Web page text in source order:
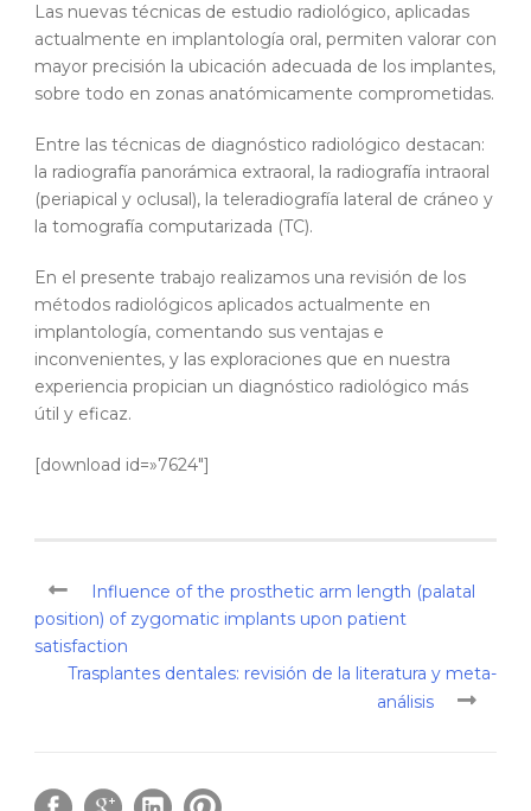
Las nuevas técnicas de estudio radiológico, aplicadas
actualmente en implantología oral, permiten valorar con
mayor precisión la ubicación adecuada de los implantes,
sobre todo en zonas anatómicamente comprometidas.
Entre las técnicas de diagnóstico radiológico destacan:
la radiografía panorámica extraoral, la radiografía intraoral
(periapical y oclusal), la teleradiografía lateral de cráneo y
la tomografía computarizada (TC).
En el presente trabajo realizamos una revisión de los
métodos radiológicos aplicados actualmente en
implantología, comentando sus ventajas e
inconvenientes, y las exploraciones que en nuestra
experiencia propician un diagnóstico radiológico más
útil y eficaz.
[download id=»7624″]
Influence of the prosthetic arm length (palatal
position) of zygomatic implants upon patient
satisfaction
Trasplantes dentales: revisión de la literatura y meta-
análisis